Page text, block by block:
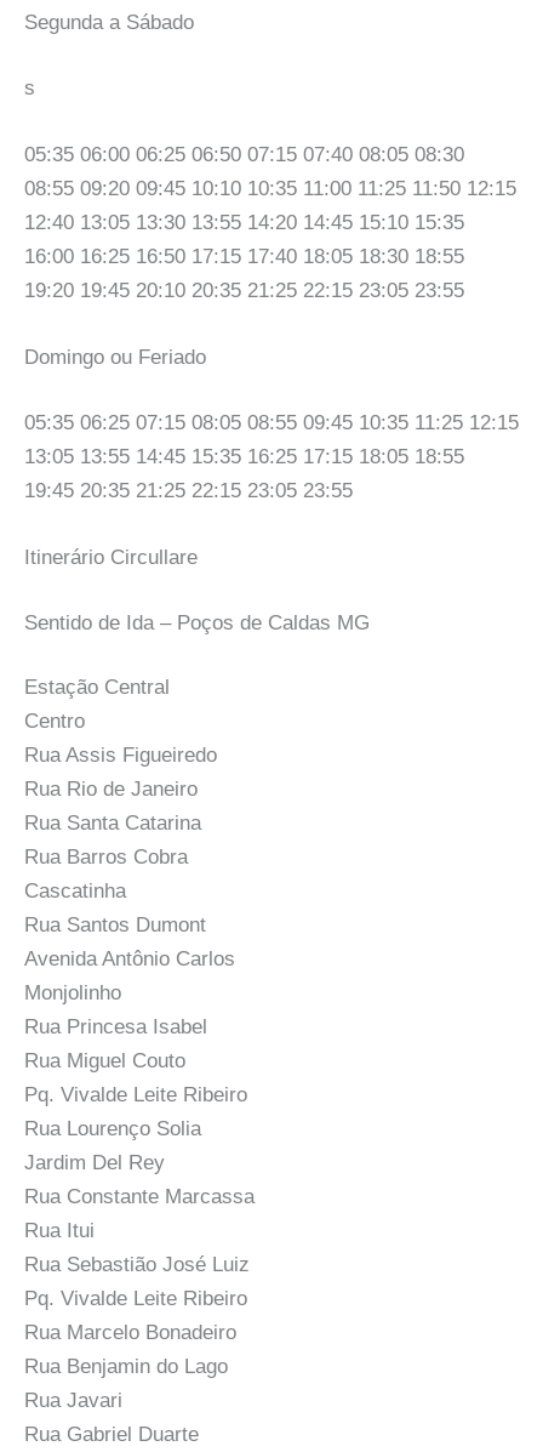
Segunda a Sábado
s
05:35 06:00 06:25 06:50 07:15 07:40 08:05 08:30
08:55 09:20 09:45 10:10 10:35 11:00 11:25 11:50 12:15
12:40 13:05 13:30 13:55 14:20 14:45 15:10 15:35
16:00 16:25 16:50 17:15 17:40 18:05 18:30 18:55
19:20 19:45 20:10 20:35 21:25 22:15 23:05 23:55
Domingo ou Feriado
05:35 06:25 07:15 08:05 08:55 09:45 10:35 11:25 12:15
13:05 13:55 14:45 15:35 16:25 17:15 18:05 18:55
19:45 20:35 21:25 22:15 23:05 23:55
Itinerário Circullare
Sentido de Ida – Poços de Caldas MG
Estação Central
Centro
Rua Assis Figueiredo
Rua Rio de Janeiro
Rua Santa Catarina
Rua Barros Cobra
Cascatinha
Rua Santos Dumont
Avenida Antônio Carlos
Monjolinho
Rua Princesa Isabel
Rua Miguel Couto
Pq. Vivalde Leite Ribeiro
Rua Lourenço Solia
Jardim Del Rey
Rua Constante Marcassa
Rua Itui
Rua Sebastião José Luiz
Pq. Vivalde Leite Ribeiro
Rua Marcelo Bonadeiro
Rua Benjamin do Lago
Rua Javari
Rua Gabriel Duarte